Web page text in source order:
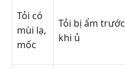
Tỏi có
mùi lạ,
mốc
Tỏi bị ẩm trước
khi ủ